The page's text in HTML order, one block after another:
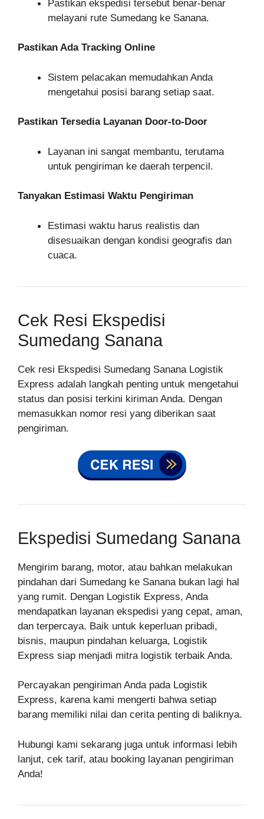
Pastikan ekspedisi tersebut benar-benar
melayani rute Sumedang ke Sanana.
Pastikan Ada Tracking Online
Sistem pelacakan memudahkan Anda
mengetahui posisi barang setiap saat.
Pastikan Tersedia Layanan Door-to-Door
Layanan ini sangat membantu, terutama
untuk pengiriman ke daerah terpencil.
Tanyakan Estimasi Waktu Pengiriman
Estimasi waktu harus realistis dan
disesuaikan dengan kondisi geografis dan
cuaca.
Cek Resi Ekspedisi
Sumedang Sanana
Cek resi Ekspedisi Sumedang Sanana Logistik
Express adalah langkah penting untuk mengetahui
status dan posisi terkini kiriman Anda. Dengan
memasukkan nomor resi yang diberikan saat
pengiriman.
Ekspedisi Sumedang Sanana
Mengirim barang, motor, atau bahkan melakukan
pindahan dari Sumedang ke Sanana bukan lagi hal
yang rumit. Dengan Logistik Express, Anda
mendapatkan layanan ekspedisi yang cepat, aman,
dan terpercaya. Baik untuk keperluan pribadi,
bisnis, maupun pindahan keluarga, Logistik
Express siap menjadi mitra logistik terbaik Anda.
Percayakan pengiriman Anda pada Logistik
Express, karena kami mengerti bahwa setiap
barang memiliki nilai dan cerita penting di baliknya.
Hubungi kami sekarang juga untuk informasi lebih
lanjut, cek tarif, atau booking layanan pengiriman
Anda!